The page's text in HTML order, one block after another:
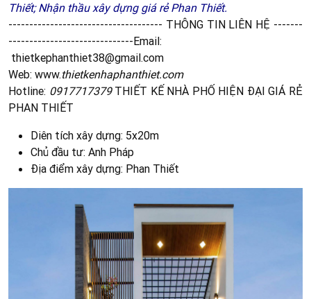
Thiết; Nhận thầu xây dựng giá rẻ Phan Thiết.
------------------------------------- THÔNG TIN LIÊN HỆ -------
------------------------------Email:
thietkephanthiet38@gmail.com
Web: www.thietkenhaphanthiet.com
Hotline: 0917717379 THIẾT KẾ NHÀ PHỐ HIỆN ĐẠI GIÁ RẺ
PHAN THIẾT
Diên tích xây dựng: 5x20m
Chủ đầu tư: Anh Pháp
Địa điểm xây dựng: Phan Thiết